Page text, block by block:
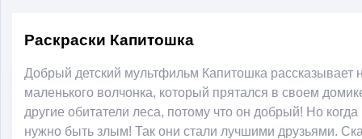
Здесь
Раскраски Капитошка
Добрый детский мультфильм Капитошка
маленького волчонка, который прятался в своем
другие обитатели леса, потому что он добрый! Но
нужно быть злым! Так они стали лучшими друзьями.